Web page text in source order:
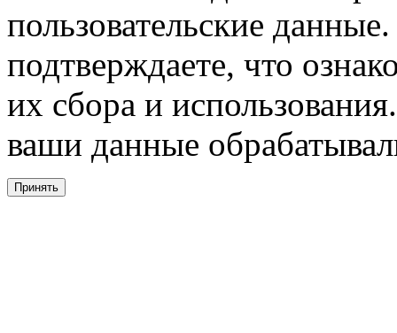
пользовательские
подтверждаете, что
их сбора и
ваши данные
Принять